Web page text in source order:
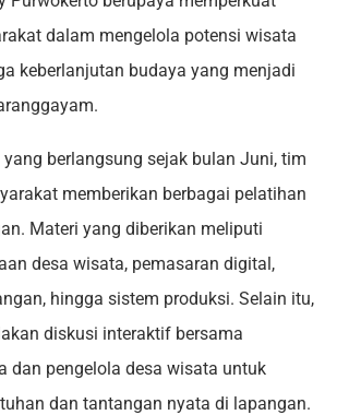
dalam mengelola potensi wisata
keberlanjutan budaya yang menjadi
berlangsung sejak bulan Juni, tim
memberikan berbagai pelatihan
Materi yang diberikan meliputi
desa wisata, pemasaran digital,
hingga sistem produksi. Selain itu,
diskusi interaktif bersama
dan pengelola desa wisata untuk
dan tantangan nyata di lapangan.